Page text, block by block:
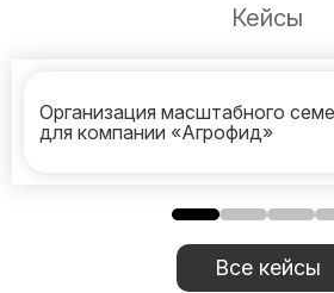
Кейсы
Организация масштабного
для компании «Агрофид»
Все кейсы